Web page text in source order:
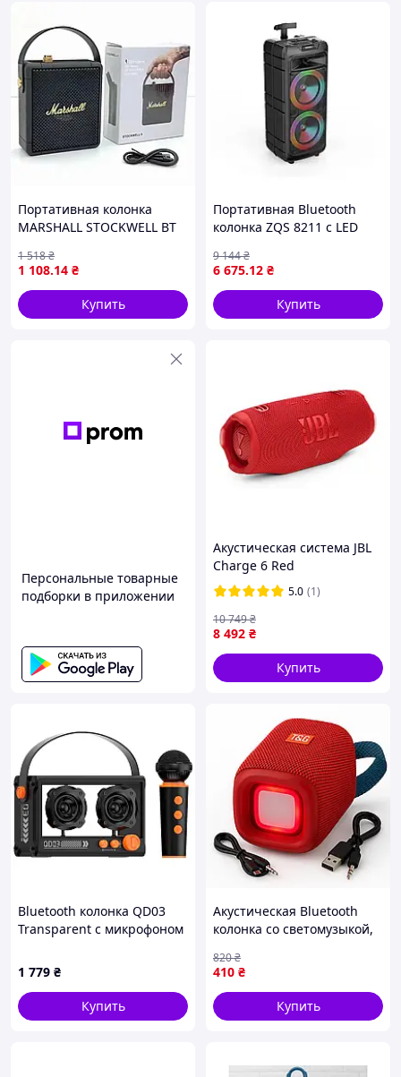
Портативная колонка
MARSHALL STOCKWELL BT
1 108.14 ₴
1 518₴
Купить
Портативная Bluetooth
колонка ZQS 8211 с LED
6 675.12 ₴
9 144₴
Купить
Персональные товарные
подборки в приложении
Акустическая система JBL
Charge 6 Red
(JBLCHARGE6RED)
5.0 (1)
8 492 ₴
10 749₴
Купить
Bluetooth колонка QD03
Transparent с микрофоном
1 779 ₴
Купить
Акустическая Bluetooth
колонка со светомузыкой,
дома, Портативная
колонка для пк TY-57
410 ₴
820₴
Купить